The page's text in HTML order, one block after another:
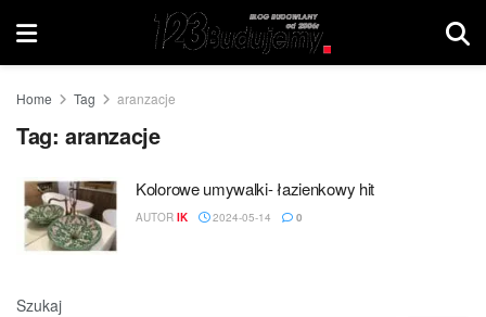
Home Tag aranzacje
Tag: aranzacje
Kolorowe umywalki- łazienkowy hit
AUTOR IK 2024-05-14 0
Szukaj